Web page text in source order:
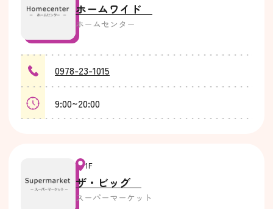
ホームワイド
ホームセンター
0978-23-1015
9:00~20:00
1F
ザ・ビッグ
スーパーマーケット